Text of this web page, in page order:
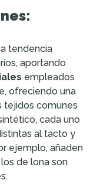
tendencia
aportando
empleados
ofreciendo una
tejidos comunes
cada uno
al tacto y
ejemplo, añaden
de lona son